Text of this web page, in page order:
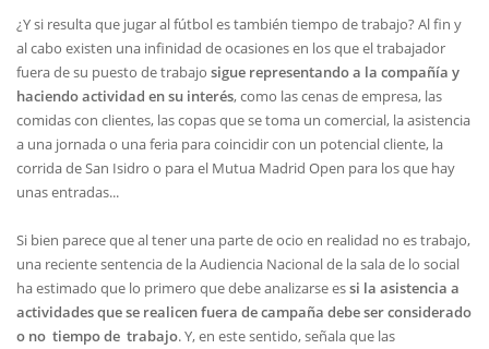
¿Y si resulta que jugar al fútbol es también tiempo de trabajo? Al fin y
al cabo existen una infinidad de ocasiones en los que el trabajador
fuera de su puesto de trabajo sigue representando a la compañía y
haciendo actividad en su interés, como las cenas de empresa, las
comidas con clientes, las copas que se toma un comercial, la asistencia
a una jornada o una feria para coincidir con un potencial cliente, la
corrida de San Isidro o para el Mutua Madrid Open para los que hay
unas entradas...
Si bien parece que al tener una parte de ocio en realidad no es trabajo,
una reciente sentencia de la Audiencia Nacional de la sala de lo social
ha estimado que lo primero que debe analizarse essi la asistencia a
actividades que se realicen fuera de campaña debe ser considerado
o no tiempo de trabajo. Y, en este sentido, señala que las